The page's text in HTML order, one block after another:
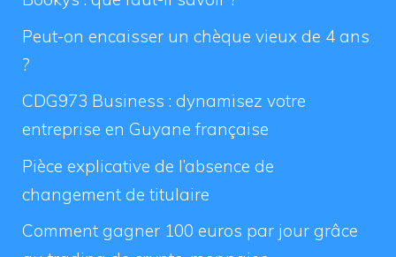
Peut-on encaisser un chèque vieux de 4 ans
?
CDG973 Business : dynamisez votre
entreprise en Guyane française
Pièce explicative de l’absence de
changement de titulaire
Comment gagner 100 euros par jour grâce